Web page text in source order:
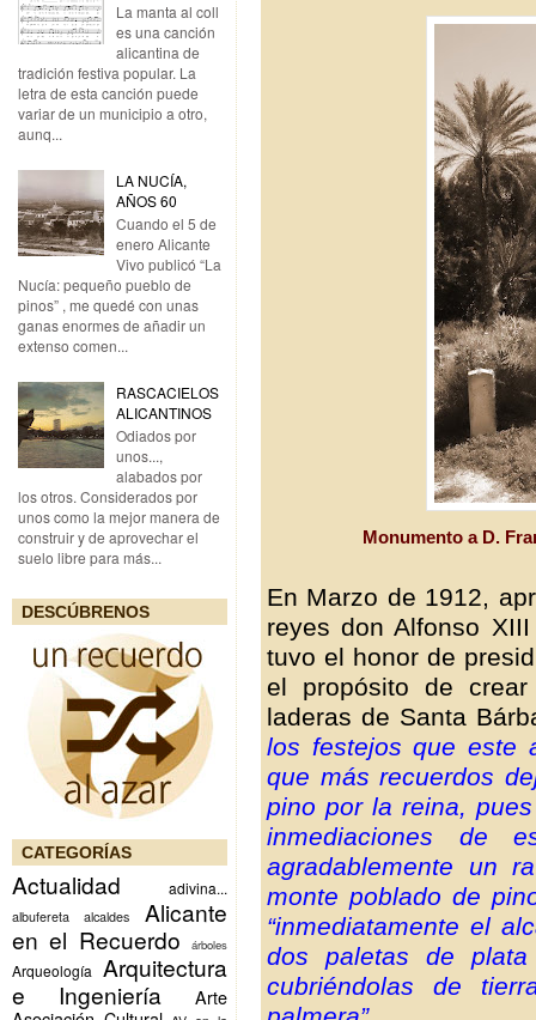
La manta al coll
es una canción
alicantina de
tradición festiva popular. La
letra de esta canción puede
variar de un municipio a otro,
aunq...
LA NUCÍA,
AÑOS 60
Cuando el 5 de
enero Alicante
Vivo publicó “La
Nucía: pequeño pueblo de
pinos” , me quedé con unas
ganas enormes de añadir un
extenso comen...
RASCACIELOS
ALICANTINOS
Odiados por
unos...,
alabados por
los otros. Considerados por
unos como la mejor manera de
construir y de aprovechar el
suelo libre para más...
DESCÚBRENOS
CATEGORÍAS
Actualidad adivina...
albufereta alcaldes
Alicante
en el Recuerdo
árboles
Arqueología Arquitectura
e Ingeniería
Arte
Monumento a D.
En Marzo de 1912,
reyes don Alfonso
tuvo el honor de
el propósito de
laderas de Santa
los festejos que este
que más recuerdos
pino por la reina,
inmediaciones de
agradablemente un
monte poblado de
“inmediatamente el
dos paletas de
cubriéndolas de